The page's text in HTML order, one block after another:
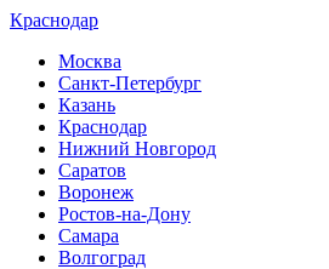
Краснодар
Москва
Санкт-Петербург
Казань
Краснодар
Нижний Новгород
Саратов
Воронеж
Ростов-на-Дону
Самара
Волгоград